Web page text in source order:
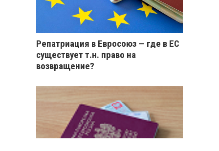
Репатриация в Евросоюз — где в ЕС
существует т.н. право на
возвращение?